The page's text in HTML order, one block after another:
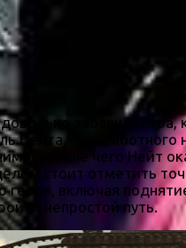
забавная игра,
Нейта – безработного
после чего Нейт
стоит отметить
включая
непростой путь.